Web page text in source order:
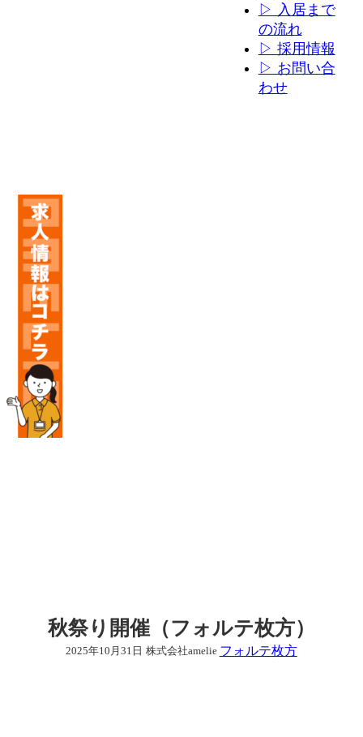
▷ 入居まで
の流れ
▷ 採用情報
▷ お問い合
わせ
秋祭り開催（フォルテ枚方）
2025年10月31日 株式会社amelie フォルテ枚方